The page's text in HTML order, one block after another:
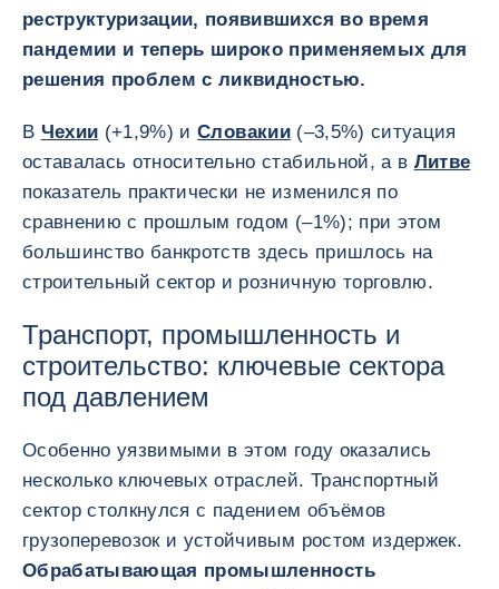
реструктуризации, появившихся во время
пандемии и теперь широко применяемых для
решения проблем с ликвидностью.
В Чехии (+1,9%) иСловакии(–3,5%) ситуация
оставалась относительно стабильной, а в Литве
показатель практически не изменился по
сравнению с прошлым годом (–1%); при этом
большинство банкротств здесь пришлось на
строительный сектор и розничную торговлю.
Транспорт, промышленность и
строительство: ключевые сектора
под давлением
Особенно уязвимыми в этом году оказались
несколько ключевых отраслей. Транспортный
сектор столкнулся с падением объёмов
грузоперевозок и устойчивым ростом издержек.
Обрабатывающая промышленность